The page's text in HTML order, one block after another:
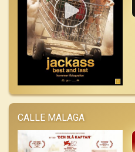
CALLE MALAGA